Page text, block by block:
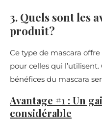
3. Quels sont les
produit ?
Ce type de mascara
pour celles qui
bénéfices du mascara
Avantage #1 : Un
considérable